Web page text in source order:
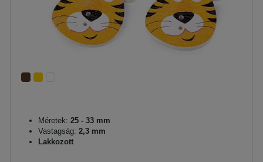
Méretek: 25 - 33 mm
Vastagság: 2,3 mm
Lakkozott